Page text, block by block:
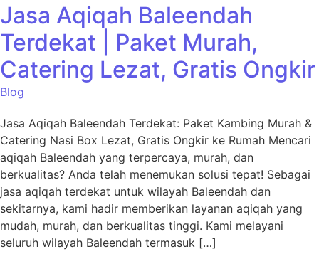
Jasa Aqiqah Baleendah
Terdekat | Paket Murah,
Catering Lezat, Gratis Ongkir
Blog
Jasa Aqiqah Baleendah Terdekat: Paket Kambing Murah &
Catering Nasi Box Lezat, Gratis Ongkir ke Rumah Mencari
aqiqah Baleendah yang terpercaya, murah, dan
berkualitas? Anda telah menemukan solusi tepat! Sebagai
jasa aqiqah terdekat untuk wilayah Baleendah dan
sekitarnya, kami hadir memberikan layanan aqiqah yang
mudah, murah, dan berkualitas tinggi. Kami melayani
seluruh wilayah Baleendah termasuk […]